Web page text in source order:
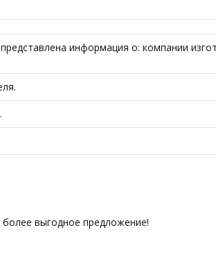
информация о: компании
выгодное предложение!